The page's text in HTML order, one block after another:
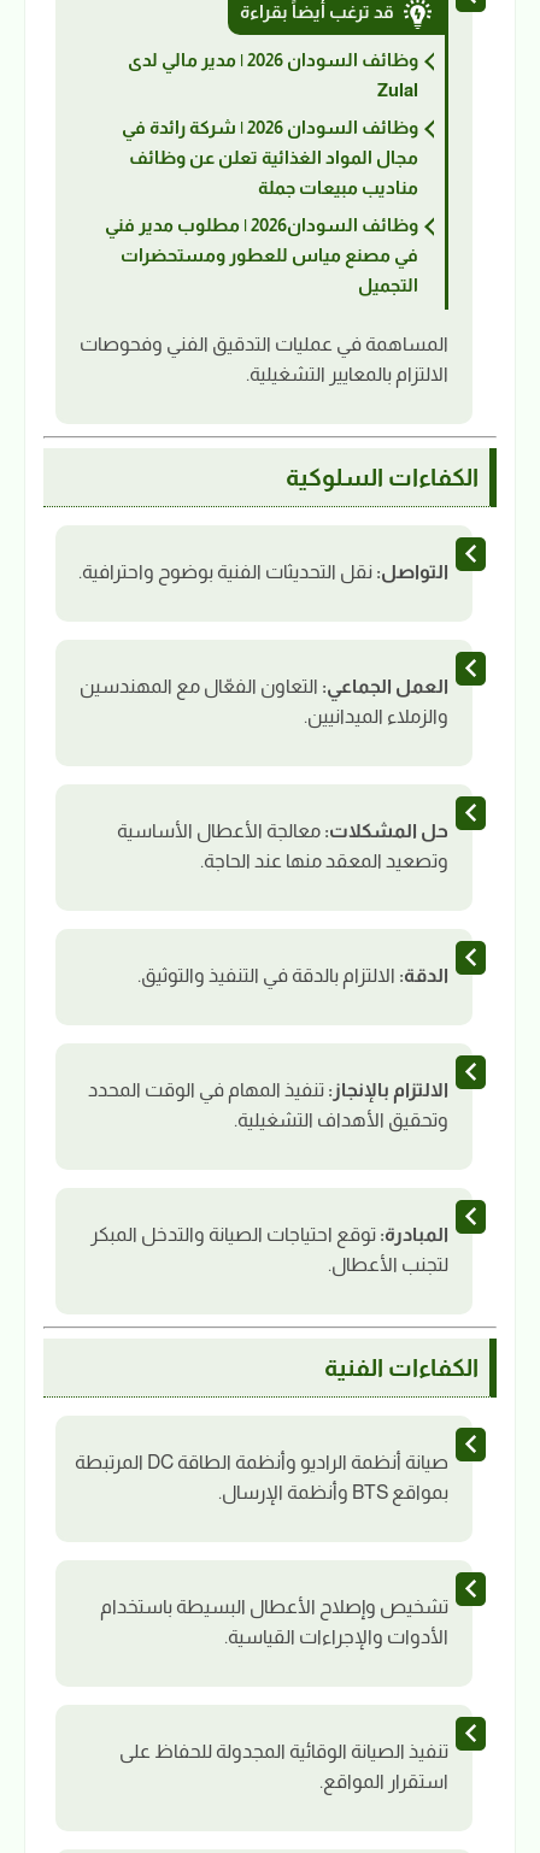
قد ترغب أيضاً بقراءة
وظائف السودان 2026 | مدير مالي لدى
Zulal
وظائف السودان 2026 | شركة رائدة في
مجال المواد الغذائية تعلن عن وظائف
مناديب مبيعات جملة
وظائف السودان2026 | مطلوب مدير فني
في مصنع مياس للعطور ومستحضرات
التجميل
المساهمة في عمليات التدقيق الفني وفحوصات
الالتزام بالمعايير التشغيلية.
الكفاءات السلوكية
التواصل: نقل التحديثات الفنية بوضوح واحترافية.
العمل الجماعي: التعاون الفعّال مع المهندسين
والزملاء الميدانيين.
حل المشكلات: معالجة الأعطال الأساسية
وتصعيد المعقد منها عند الحاجة.
الدقة: الالتزام بالدقة في التنفيذ والتوثيق.
الالتزام بالإنجاز: تنفيذ المهام في الوقت المحدد
وتحقيق الأهداف التشغيلية.
المبادرة: توقع احتياجات الصيانة والتدخل المبكر
لتجنب الأعطال.
الكفاءات الفنية
صيانة أنظمة الراديو وأنظمة الطاقة DC المرتبطة
بمواقع BTS وأنظمة الإرسال.
تشخيص وإصلاح الأعطال البسيطة باستخدام
الأدوات والإجراءات القياسية.
تنفيذ الصيانة الوقائية المجدولة للحفاظ على
استقرار المواقع.